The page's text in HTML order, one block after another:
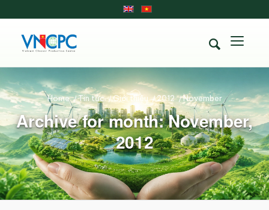
Archive for month: November,
2012
Home /Tin tức /Giới thiệu /2012 /November